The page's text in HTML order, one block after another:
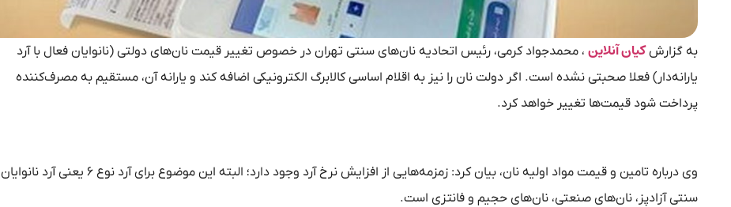
به گزارشکیان آنلاین ، محمدجواد کرمی، رئیس اتحادیه نان‌های سنتی تهران در خصوص تغییر قیمت نان‌های دولتی (نانوایان فعال با آرد
یارانه‌دار) فعلا صحبتی نشده است. اگر دولت نان را نیز به اقلام اساسی کالابرگ الکترونیکی اضافه کند و یارانه آن، مستقیم به مصرف‌کننده
پرداخت شود قیمت‌ها تغییر خواهد کرد.
وی درباره تامین و قیمت مواد اولیه نان، بیان کرد: زمزمه‌هایی از افزایش نرخ آرد وجود دارد؛ البته این موضوع برای آرد نوع ۶ یعنی آرد نانوایان
سنتی آزادپز، نان‌های صنعتی، نان‌های حجیم و فانتزی است.